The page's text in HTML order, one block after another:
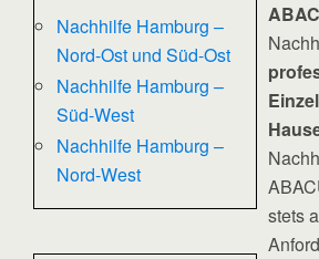
Nachhilfe Hamburg –
Nord-Ost und Süd-Ost
Nachhilfe Hamburg –
Süd-West
Nachhilfe Hamburg –
Nord-West
stets